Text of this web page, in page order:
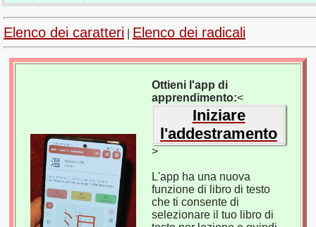
Elenco dei caratteri Elenco dei radicali
Ottieni l'app di
apprendimento:<
Iniziare
l'addestramento
>
L'app ha una nuova
funzione di libro di testo
che ti consente di
selezionare il tuo libro di